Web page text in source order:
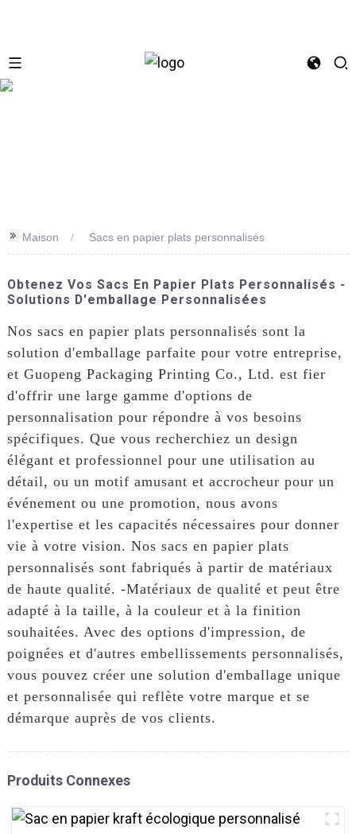
>> Maison Sacs en papier plats personnalisés
Obtenez Vos Sacs En Papier Plats Personnalisés -
Solutions D'emballage Personnalisées
Nos sacs en papier plats personnalisés sont la
solution d'emballage parfaite pour votre entreprise,
et Guopeng Packaging Printing Co., Ltd. est fier
d'offrir une large gamme d'options de
personnalisation pour répondre à vos besoins
spécifiques. Que vous recherchiez un design
élégant et professionnel pour une utilisation au
détail, ou un motif amusant et accrocheur pour un
événement ou une promotion, nous avons
l'expertise et les capacités nécessaires pour donner
vie à votre vision. Nos sacs en papier plats
personnalisés sont fabriqués à partir de matériaux
de haute qualité. -Matériaux de qualité et peut être
adapté à la taille, à la couleur et à la finition
souhaitées. Avec des options d'impression, de
poignées et d'autres embellissements personnalisés,
vous pouvez créer une solution d'emballage unique
et personnalisée qui reflète votre marque et se
démarque auprès de vos clients.
Produits Connexes